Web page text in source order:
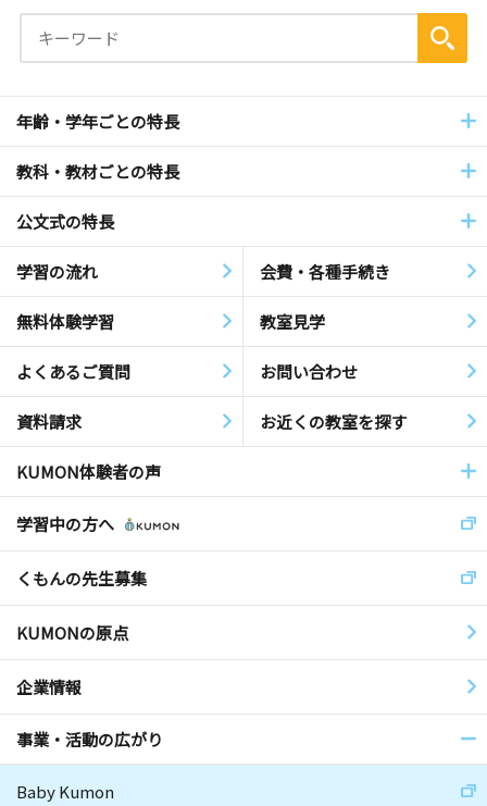
年齢・学年ごとの特長
教科・教材ごとの特長
公文式の特長
学習の流れ 会費・各種手続き
無料体験学習 教室見学
よくあるご質問 お問い合わせ
資料請求 お近くの教室を探す
KUMON体験者の声
学習中の方へ
くもんの先生募集
KUMONの原点
企業情報
事業・活動の広がり
Baby Kumon